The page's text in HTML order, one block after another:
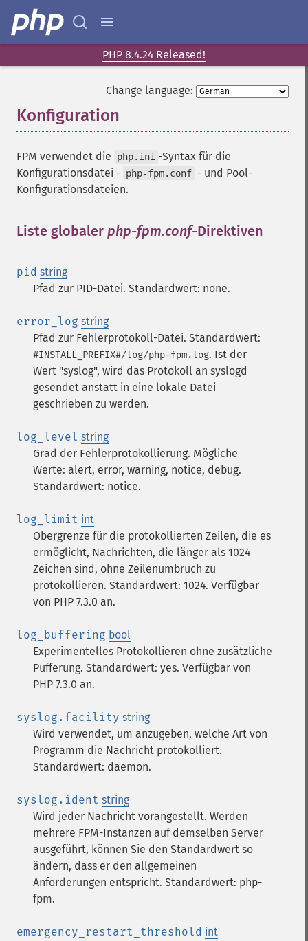
PHP 8.4.24 Released!
Change language:
Konfiguration
FPM verwendet die php.ini -Syntax für die
Konfigurationsdatei - php-fpm.conf - und Pool-
Konfigurationsdateien.
Liste globaler php-fpm.conf-Direktiven
pid string
Pfad zur PID-Datei. Standardwert: none.
error_log string
Pfad zur Fehlerprotokoll-Datei. Standardwert:
#INSTALL_PREFIX#/log/php-fpm.log. Ist der
Wert "syslog", wird das Protokoll an syslogd
gesendet anstatt in eine lokale Datei
geschrieben zu werden.
log_level string
Grad der Fehlerprotokollierung. Mögliche
Werte: alert, error, warning, notice, debug.
Standardwert: notice.
log_limit int
Obergrenze für die protokollierten Zeilen, die es
ermöglicht, Nachrichten, die länger als 1024
Zeichen sind, ohne Zeilenumbruch zu
protokollieren. Standardwert: 1024. Verfügbar
von PHP 7.3.0 an.
log_buffering bool
Experimentelles Protokollieren ohne zusätzliche
Pufferung. Standardwert: yes. Verfügbar von
PHP 7.3.0 an.
syslog.facility string
Wird verwendet, um anzugeben, welche Art von
Programm die Nachricht protokolliert.
Standardwert: daemon.
syslog.ident string
Wird jeder Nachricht vorangestellt. Werden
mehrere FPM-Instanzen auf demselben Server
ausgeführt, können Sie den Standardwert so
ändern, dass er den allgemeinen
Anforderungen entspricht. Standardwert: php-
fpm.
emergency_restart_threshold int